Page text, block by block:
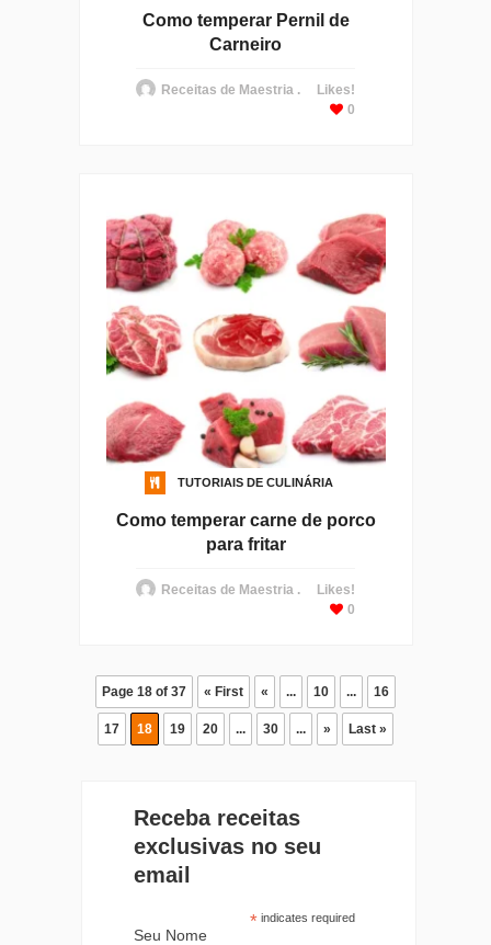
Como temperar Pernil de
Carneiro
Receitas de Maestria .
Likes!
0
TUTORIAIS DE CULINÁRIA
Como temperar carne de porco
para fritar
Receitas de Maestria .
Likes!
0
Page 18 of 37 « First « ... 10 ... 16
17 18 19 20 ... 30 ... » Last »
Receba receitas
exclusivas no seu
email
*indicates required
Seu Nome